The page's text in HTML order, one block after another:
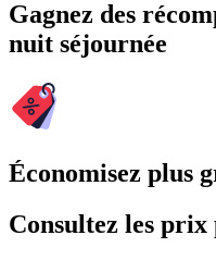
Gagnez des
nuit séjournée
Économisez plus
Consultez les prix